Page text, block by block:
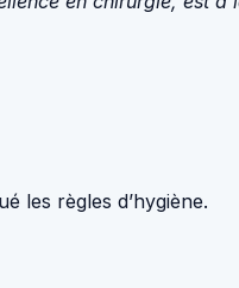
les règles d’hygiène.